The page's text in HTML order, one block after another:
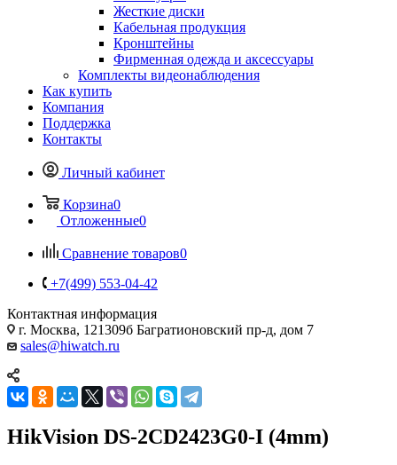
Жесткие диски
Кабельная продукция
Кронштейны
Фирменная одежда и аксессуары
Комплекты видеонаблюдения
Как купить
Компания
Поддержка
Контакты
Личный кабинет
Корзина0
Отложенные0
Сравнение товаров0
+7(499) 553-04-42
Контактная информация
г. Москва, 121309б Багратионовский пр-д, дом 7
sales@hiwatch.ru
HikVision DS-2CD2423G0-I (4mm)